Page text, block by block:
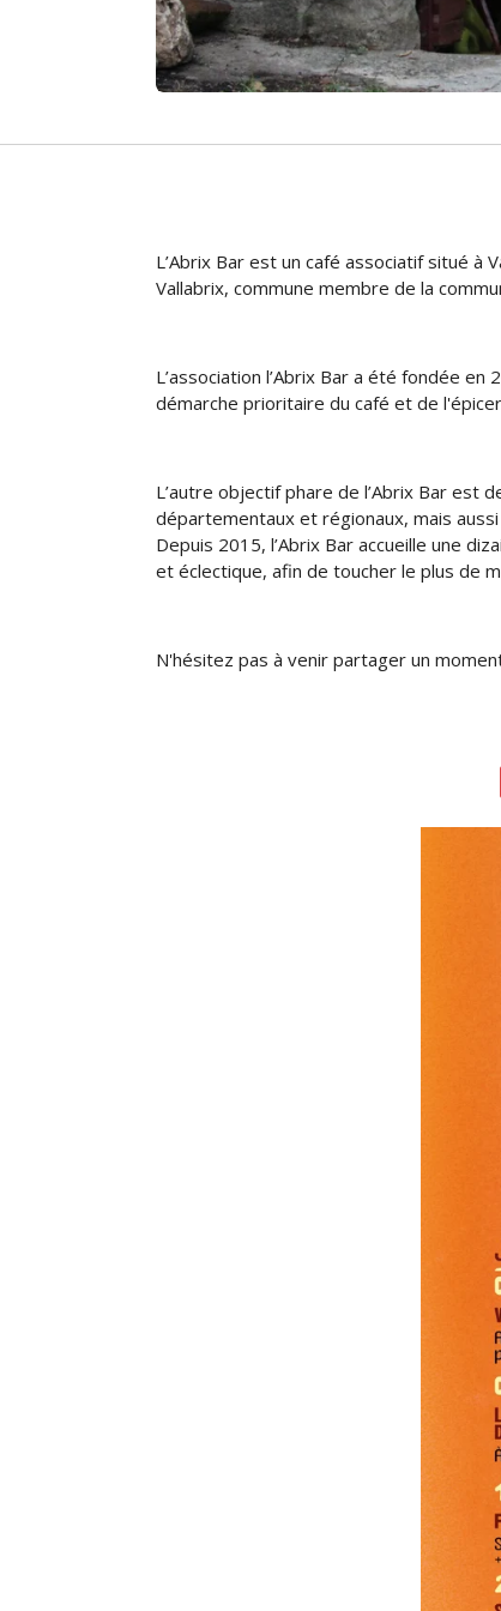
L’Abrix Bar est un café associatif situé à
Vallabrix, commune membre de la
L’association l’Abrix Bar a été fondée
démarche prioritaire du café et de
L’autre objectif phare de l’Abrix Bar est
départementaux et régionaux, mais
Depuis 2015, l’Abrix Bar accueille une
et éclectique, afin de toucher le plus de
N'hésitez pas à venir partager un